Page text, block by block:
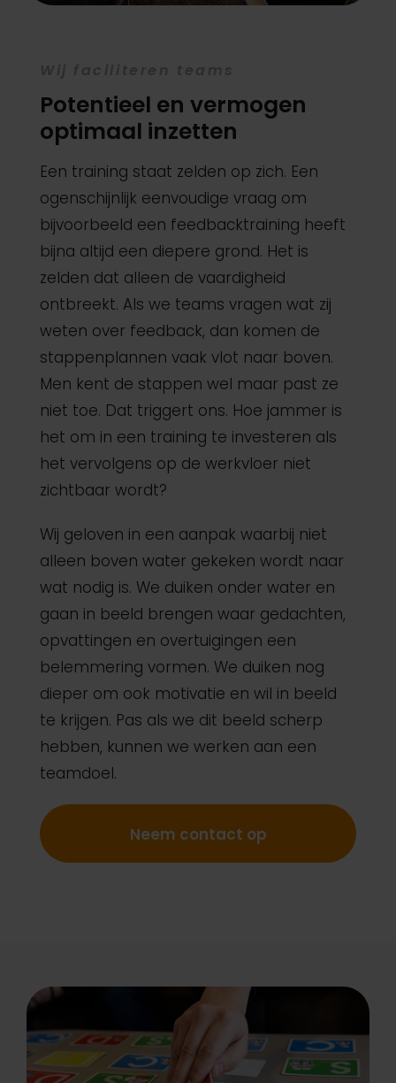
Potentieel en vermogen
optimaal inzetten
Een training staat zelden op zich. Een
ogenschijnlijk eenvoudige vraag om
bijvoorbeeld een feedbacktraining heeft
bijna altijd een diepere grond. Het is
zelden dat alleen de vaardigheid
ontbreekt. Als we teams vragen wat zij
weten over feedback, dan komen de
stappenplannen vaak vlot naar boven.
Men kent de stappen wel maar past ze
niet toe. Dat triggert ons. Hoe jammer is
het om in een training te investeren als
het vervolgens op de werkvloer niet
zichtbaar wordt?
Wij geloven in een aanpak waarbij niet
alleen boven water gekeken wordt naar
wat nodig is. We duiken onder water en
gaan in beeld brengen waar gedachten,
opvattingen en overtuigingen een
belemmering vormen. We duiken nog
dieper om ook motivatie en wil in beeld
te krijgen. Pas als we dit beeld scherp
hebben, kunnen we werken aan een
teamdoel.
Neem contact op